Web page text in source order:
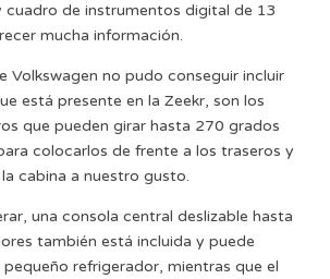
cuadro de instrumentos digital de 13
mucha información.
Volkswagen no pudo conseguir incluir
está presente en la Zeekr, son los
que pueden girar hasta 270 grados
colocarlos de frente a los traseros y
cabina a nuestro gusto.
una consola central deslizable hasta
también está incluida y puede
refrigerador, mientras que el